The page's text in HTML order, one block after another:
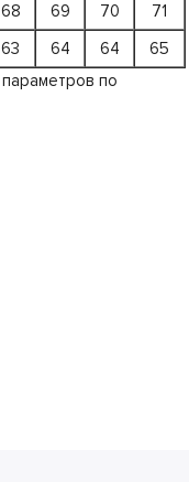
68 69 70
71
63 64 64
65
по